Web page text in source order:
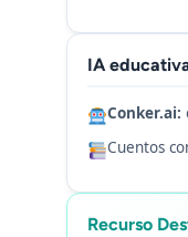
IA
Conker.ai:
Cuentos
Recurso